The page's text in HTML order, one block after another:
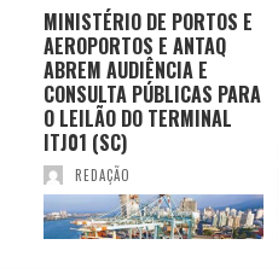
MINISTÉRIO DE PORTOS E
AEROPORTOS E ANTAQ
ABREM AUDIÊNCIA E
CONSULTA PÚBLICAS PARA
O LEILÃO DO TERMINAL
ITJ01 (SC)
REDAÇÃO